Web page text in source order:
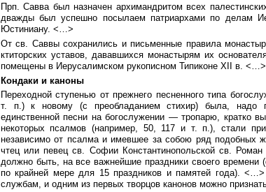
Прп. Савва был назначен архимандритом всех
дважды был успешно посылаем патриархами по делам
Юстиниану. <…>
От св. Саввы сохранились и письменные правила
ктиторских уставов, дававшихся монастырям их
помещены в Иерусалимском рукописном Типиконе XII в. <…>
Кондаки и каноны
Переходной ступенью от прежнего песненного типа
т. п.) к новому (с преобладанием стихир) была, надо
единственной песни на богослужении — тропарю, кратко
некоторых псалмов (например, 50, 117 и т. п.), стали
независимо от псалма и имевшее за собою ряд подобных
чтец или певец св. Софии Константинопольской св.
должно быть, на все важнейшие праздники своего
по крайней мере для 15 праздников и памятей года).
службам, и одним из первых творцов канонов можно